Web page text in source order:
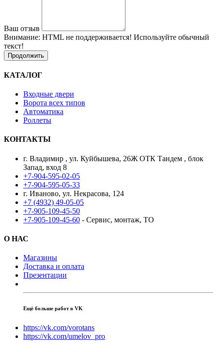
Ваш отзыв
Внимание: HTML не поддерживается! Используйте обычный
текст!
Продолжить
КАТАЛОГ
Входные двери
Ворота всех типов
Автоматика
Роллеты
КОНТАКТЫ
г. Владимир , ул. Куйбышева, 26Ж ОТК Тандем , блок
Запад, вход 8
+7-904-595-02-05
+7-904-595-05-33
г. Иваново, ул. Некрасова, 124
+7 (4932) 49-05-05
+7-905-109-45-50
+7-905-109-45-60 - Сервис, монтаж, ТО
О НАС
Магазины
Доставка и оплата
Презентации
Ещё больше работ в VK
https://vk.com/vorotans
https://vk.com/umelov_pro